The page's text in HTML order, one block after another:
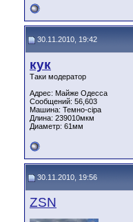
30.11.2010, 19:42
кук
Таки модератор
Адрес: Майже Одесса
Сообщений: 56,603
Машина: Темно-сіра
Длина: 239010мкм
Диаметр: 61мм
30.11.2010, 19:56
ZSN